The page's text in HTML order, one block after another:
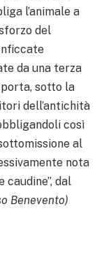
l’animale a
del
da una terza
sotto la
dell’antichità
così
al
nota
caudine”, dal
Benevento)